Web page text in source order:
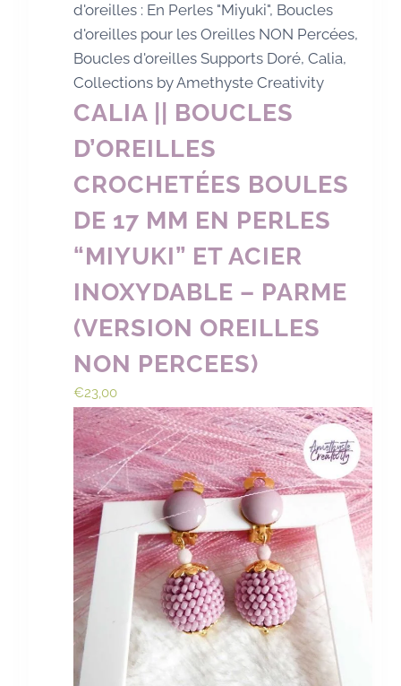
d'oreilles : En Perles "Miyuki", Boucles
d'oreilles pour les Oreilles NON Percées,
Boucles d'oreilles Supports Doré,Calia,
Collections by Amethyste Creativity
CALIA || BOUCLES
D’OREILLES
CROCHETÉES BOULES
DE 17 MM EN PERLES
“MIYUKI” ET ACIER
INOXYDABLE – PARME
(VERSION OREILLES
NON PERCEES)
€23,00